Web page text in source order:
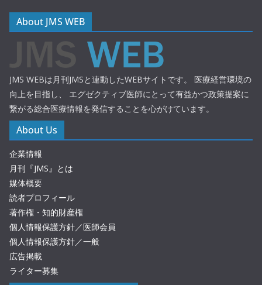
About JMS WEB
JMS WEBは月刊JMSと連動したWEBサイトです。 医療経営環境の
向上を目指し、 エグゼクティブ医師にとって有益かつ政策提案に
繋がる総合医療情報を発信することを心がけています。
About Us
企業情報
月刊『JMS』とは
媒体概要
読者プロフィール
著作権・知的財産権
個人情報保護方針／医師会員
個人情報保護方針／一般
広告掲載
ライター募集